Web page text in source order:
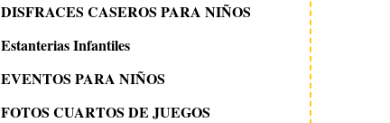
DISFRACES CASEROS PARA NIÑOS
Estanterias Infantiles
EVENTOS PARA NIÑOS
FOTOS CUARTOS DE JUEGOS